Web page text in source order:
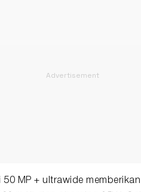
50 MP + ultrawide